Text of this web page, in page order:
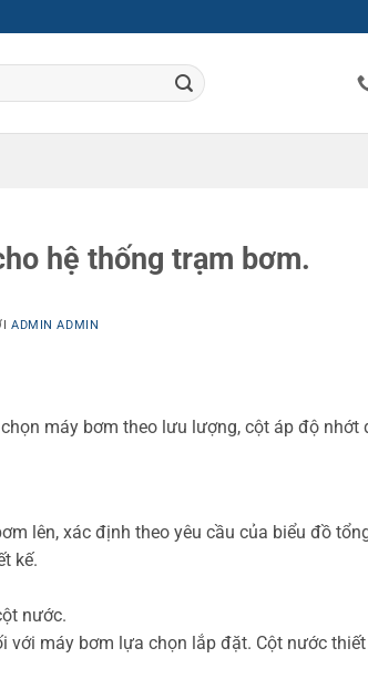
hệ thống trạm bơm.
ADMIN ADMIN
máy bơm theo lưu lượng, cột áp độ nhớt
lên, xác định theo yêu cầu của biểu đồ
kế.
nước.
với máy bơm lựa chọn lắp đặt. Cột nước thiết